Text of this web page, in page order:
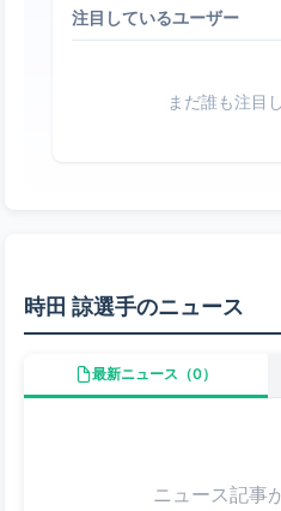
注目しているユーザー
まだ誰も注目
時田 諒選手のニュース
最新ニュース（0）
ニュース記事